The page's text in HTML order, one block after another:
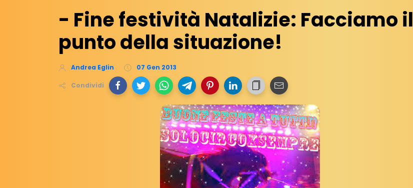
- Fine festività Natalizie: Facciamo il
punto della situazione!
Andrea Eglin 07 Gen 2013
Condividi